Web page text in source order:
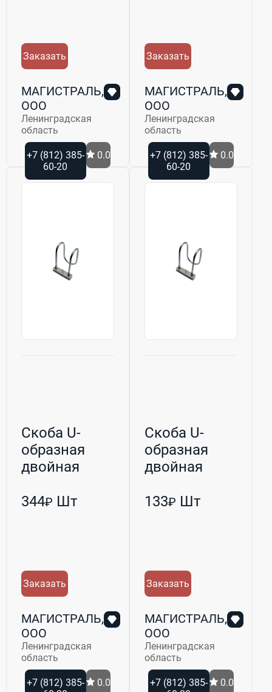
Заказать
МАГИСТРАЛЬ,
ООО
Ленинградская
область
+7 (812) 385-
60-20
0.0
Заказать
МАГИСТРАЛЬ,
ООО
Ленинградская
область
+7 (812) 385-
60-20
0.0
Скоба U-
образная
двойная
М10 76/60 (Р...
344₽ Шт
Заказать
МАГИСТРАЛЬ,
ООО
Ленинградская
область
+7 (812) 385-
0.0
Скоба U-
образная
двойная
М8 45/27 (РБ...
133₽ Шт
Заказать
МАГИСТРАЛЬ,
ООО
Ленинградская
область
+7 (812) 385-
0.0